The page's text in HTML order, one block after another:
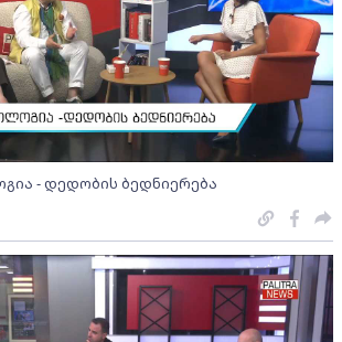
- დედობის ბედნიერება